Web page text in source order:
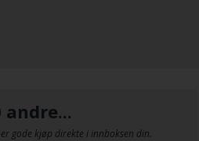
andre...
gode kjøp direkte i innboksen din.